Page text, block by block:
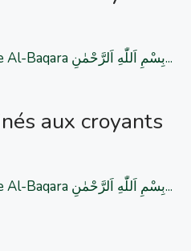
Le verset 262 de la sourate Al-Baqara بِسْمِ اَللّٰهِ اَلرَّحْمٰنِ...
aux croyants
Le verset 245 de la sourate Al-Baqara بِسْمِ اَللّٰهِ اَلرَّحْمٰنِ...